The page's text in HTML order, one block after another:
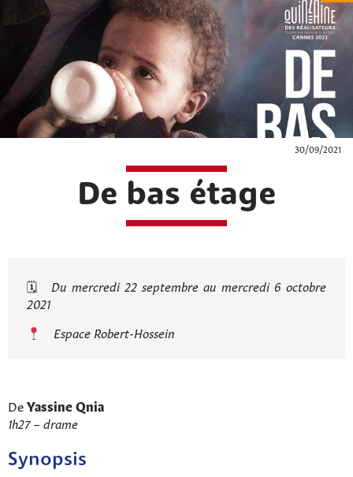
30/09/2021
De bas étage
🗓
Du mercredi 22 septembre au mercredi 6 octobre
2021
Espace Robert-Hossein
DeYassine Qnia
1h27 – drame
Synopsis